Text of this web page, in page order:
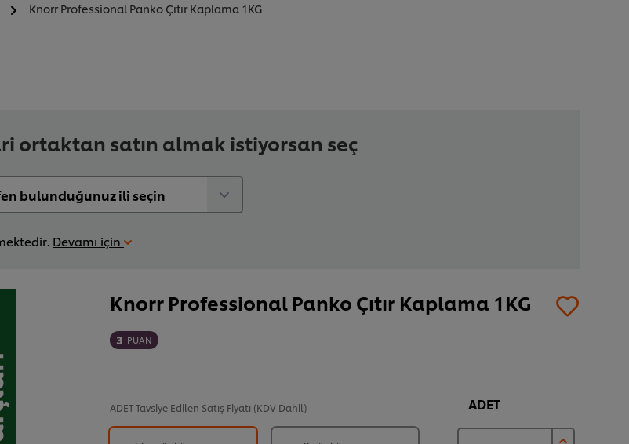
Knorr Professional Panko Çıtır Kaplama 1KG
ortaktan satın almak istiyorsan seç
Devamı için
Knorr Professional Panko Çıtır Kaplama 1KG
3 PUAN
ADETTavsiye Edilen Satış Fiyatı (KDV Dahil) ADET